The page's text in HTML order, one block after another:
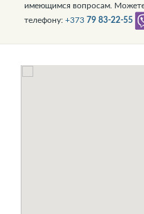
имеющимся вопросам. Можете
телефону: +373 79 83-22-55